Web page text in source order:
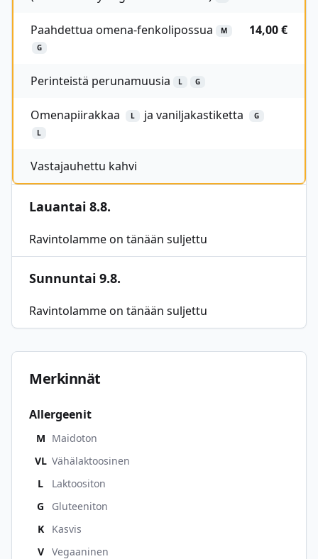
Paahdettua omena-fenkolipossua
M
G
14,00 €
Perinteistä perunamuusia L G
Omenapiirakkaa L ja vaniljakastiketta
G
L
Vastajauhettu kahvi
Lauantai 8.8.
Ravintolamme on tänään suljettu
Sunnuntai 9.8.
Ravintolamme on tänään suljettu
Merkinnät
Allergeenit
M Maidoton
VL Vähälaktoosinen
L
Laktoositon
G
Gluteeniton
K
Kasvis
V
Vegaaninen